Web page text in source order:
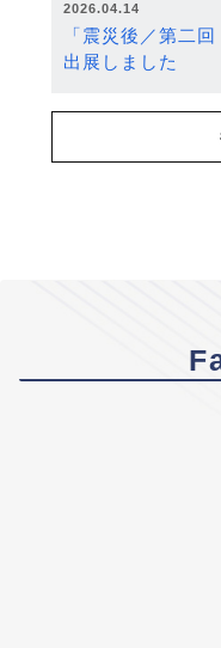
2026.04.14
「震災後／第二
出展しました